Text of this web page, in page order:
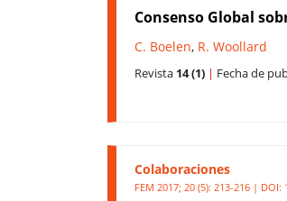
Consenso Global
C. Boelen, R. Woollard
Revista 14 (1) | Fecha de
Colaboraciones
FEM 2017; 20 (5): 213-216 | DOI: